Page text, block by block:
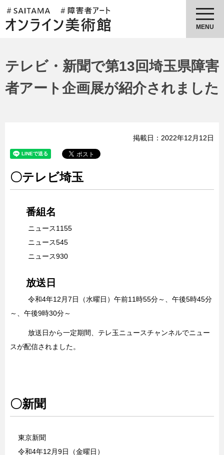
埼玉県障害者アートオンライン美
術館
MENU
テレビ・新聞で第13回埼玉県障害
者アート企画展が紹介されました
掲載日：2022年12月12日
〇テレビ埼玉
番組名
ニュース1155
ニュース545
ニュース930
放送日
令和4年12月7日（水曜日）午前11時55分～、午後5時45分
～、午後9時30分～
放送日から一定期間、テレ玉ニュースチャンネルでニュー
スが配信されました。
〇新聞
東京新聞
令和4年12月9日（金曜日）